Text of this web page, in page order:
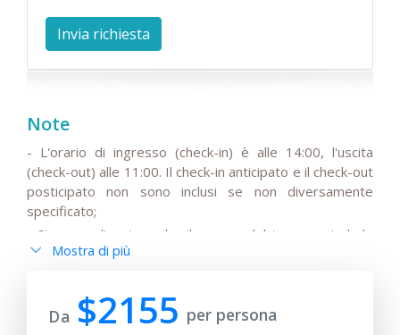
Note
- L'orario di ingresso (check-in) è alle 14:00, l'uscita
(check-out) alle 11:00. Il check-in anticipato e il check-out
posticipato non sono inclusi se non diversamente
specificato;
- Si prega di notare che il prezzo del tour non include
l'IVA stagionale del 15%, che potrebbe essere aggiunta
- Si prega di notare che gli autisti non parlano inglese o
hanno solo una conoscenza di base della lingua;
Mostra di più
Da $2155 per persona